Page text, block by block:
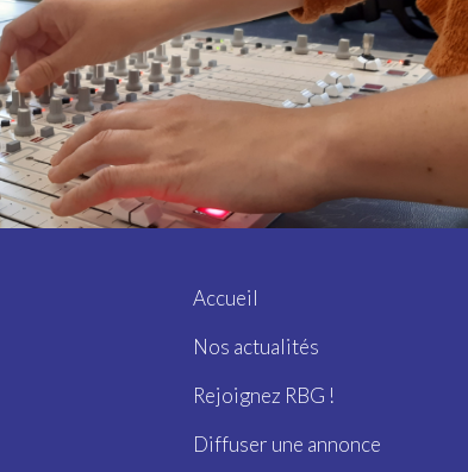
Accueil
Nos actualités
Rejoignez RBG !
Diffuser une annonce